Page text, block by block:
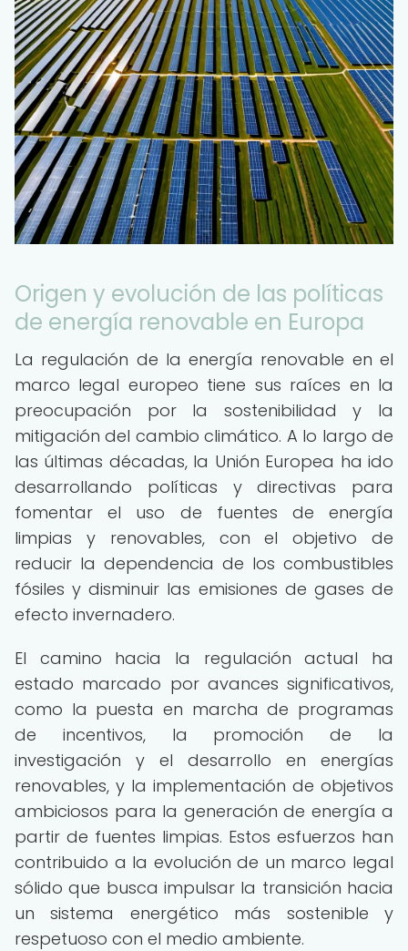
Origen y evolución de las políticas
de energía renovable en Europa
La regulación de la energía renovable en el
marco legal europeo tiene sus raíces en la
preocupación por la sostenibilidad y la
mitigación del cambio climático. A lo largo de
las últimas décadas, la Unión Europea ha ido
desarrollando políticas y directivas para
fomentar el uso de fuentes de energía
limpias y renovables, con el objetivo de
reducir la dependencia de los combustibles
fósiles y disminuir las emisiones de gases de
efecto invernadero.
El camino hacia la regulación actual ha
estado marcado por avances significativos,
como la puesta en marcha de programas
de incentivos, la promoción de la
investigación y el desarrollo en energías
renovables, y la implementación de objetivos
ambiciosos para la generación de energía a
partir de fuentes limpias. Estos esfuerzos han
contribuido a la evolución de un marco legal
sólido que busca impulsar la transición hacia
un sistema energético más sostenible y
respetuoso con el medio ambiente.